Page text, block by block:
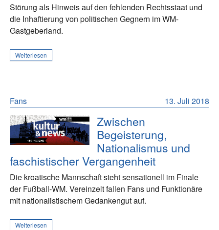
Störung als Hinweis auf den fehlenden Rechtsstaat und
die Inhaftierung von politischen Gegnern im WM-
Gastgeberland.
Weiterlesen
13. Juli 2018
Fans
Zwischen
Begeisterung,
Nationalismus und
faschistischer Vergangenheit
Die kroatische Mannschaft steht sensationell im Finale
der Fußball-WM. Vereinzelt fallen Fans und Funktionäre
mit nationalistischem Gedankengut auf.
Weiterlesen